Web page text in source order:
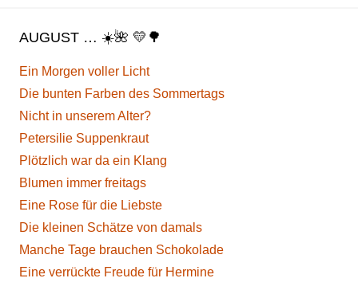
AUGUST … ☀️🌺 💛🌳
Ein Morgen voller Licht
Die bunten Farben des Sommertags
Nicht in unserem Alter?
Petersilie Suppenkraut
Plötzlich war da ein Klang
Blumen immer freitags
Eine Rose für die Liebste
Die kleinen Schätze von damals
Manche Tage brauchen Schokolade
Eine verrückte Freude für Hermine